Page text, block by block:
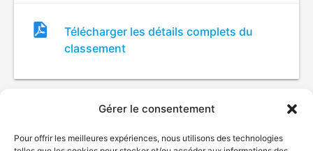
Gérer le consentement
Pour offrir les meilleures expériences, nous utilisons des technologies
Fichier
de
classement
Télécharger les détails complets du
classement